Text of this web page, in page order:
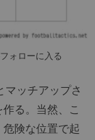
ォローに入る
ッチアップさ
る。当然、こ
険な位置で起